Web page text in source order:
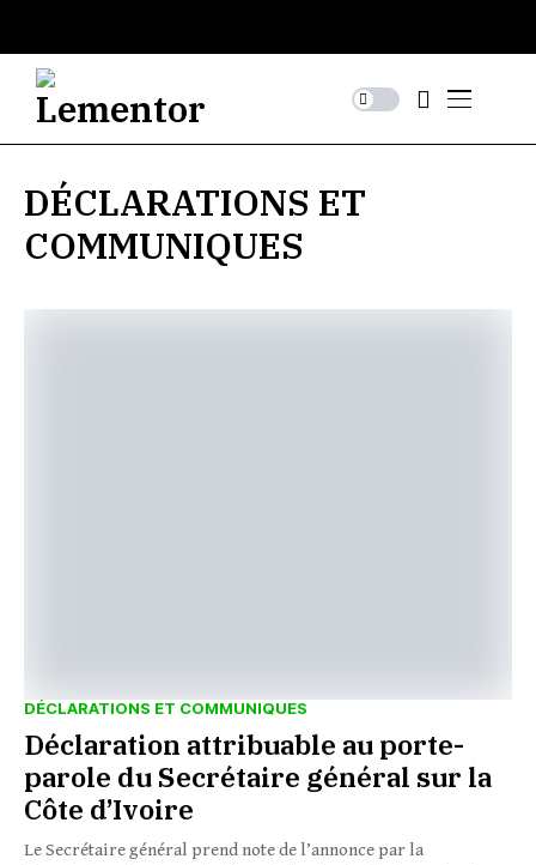
DÉCLARATIONS ET
COMMUNIQUES
DÉCLARATIONS ET COMMUNIQUES
Déclaration attribuable au porte-
parole du Secrétaire général sur la
Côte d’Ivoire
Le Secrétaire général prend note de l’annonce par la